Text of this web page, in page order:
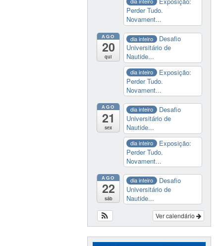
Perder Tudo.
Novament...
AGO
20
qui
dia inteiro
Desafio
Universitário de
Nautide...
dia inteiro
Exposição:
Perder Tudo.
Novament...
AGO
21
sex
dia inteiro
Desafio
Universitário de
Nautide...
dia inteiro
Exposição:
Perder Tudo.
Novament...
AGO
22
sáb
dia inteiro
Desafio
Universitário de
Nautide...
Ver calendário